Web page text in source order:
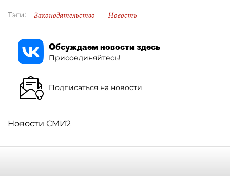
Тэги: Законодательство Новость
Обсуждаем новости здесь
Присоединяйтесь!
Подписаться на новости
Новости СМИ2